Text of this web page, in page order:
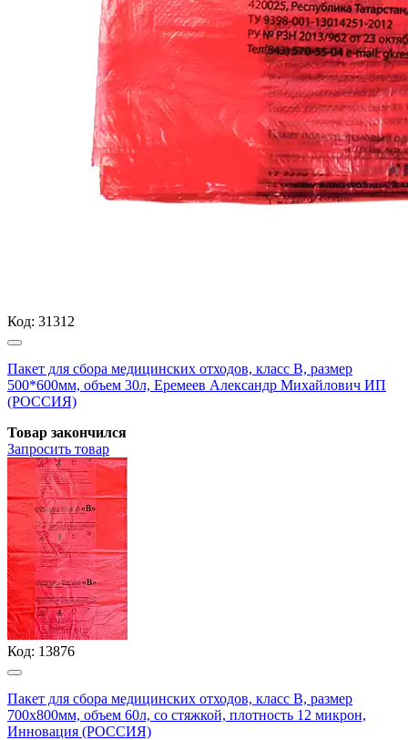
Код: 31312
Пакет для сбора медицинских отходов, класс В, размер
500*600мм, объем 30л, Еремеев Александр Михайлович ИП
(РОССИЯ)
Товар закончился
Запросить товар
Код: 13876
Пакет для сбора медицинских отходов, класс В, размер
700х800мм, объем 60л, со стяжкой, плотность 12 микрон,
Инновация (РОССИЯ)